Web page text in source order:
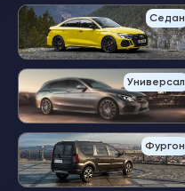
Седан
Универсал
Фургон